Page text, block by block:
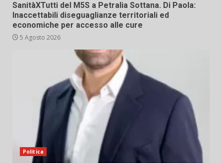
SanitàXTutti del M5S a Petralia Sottana. Di Paola:
Inaccettabili diseguaglianze territoriali ed
economiche per accesso alle cure
5 Agosto 2026
Politica